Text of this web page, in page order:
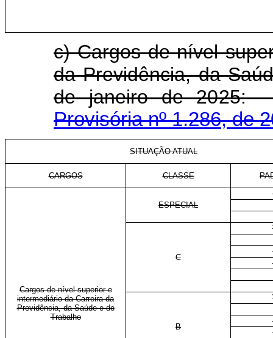
c) Cargos de nível
da Previdência, da
de janeiro de
Provisória nº 1.286, de
SITUAÇÃO ATUAL
CARGOS CLASSE
Cargos de nível superior e
intermediário da Carreira da
Previdência, da Saúde e do
Trabalho
ESPECIAL
C
B